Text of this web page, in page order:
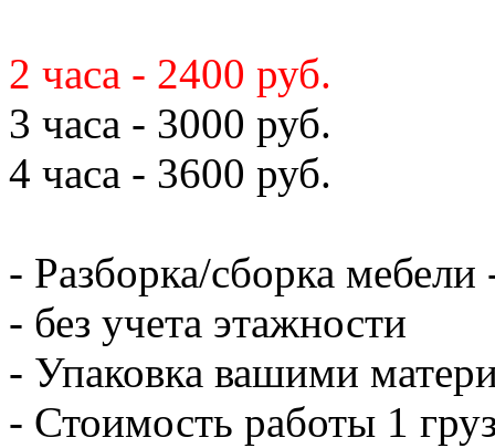
2 часа - 2400 руб.
3 часа - 3000 руб.
4 часа - 3600 руб.
- Разборка/сборка мебели
- без учета этажности
- Упаковка вашими
- Стоимость работы 1